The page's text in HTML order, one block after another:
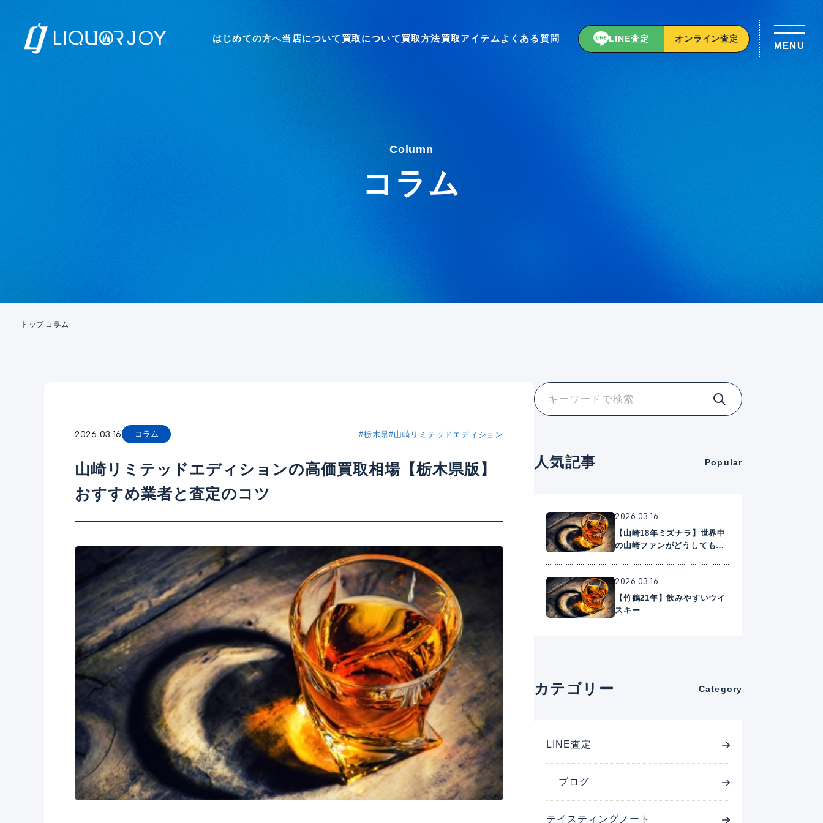
はじめての方へ当店について 買取について買取方法買取アイテム よくある質問 LINE査定 オンライン査定
MENU
Column
コラム
トップ コラム
2026.03.16 コラム #栃木県#山崎リミテッドエディション
山崎リミテッドエディションの高価買取相場【栃木県版】
おすすめ業者と査定のコツ
人気記事 Popular
2026.03.16
【山崎18年ミズナラ】世界中
の山崎ファンがどうしても手
2026.03.16
【竹鶴21年】飲みやすいウイ
スキー
カテゴリー Category
LINE査定
ブログ
テイスティングノート